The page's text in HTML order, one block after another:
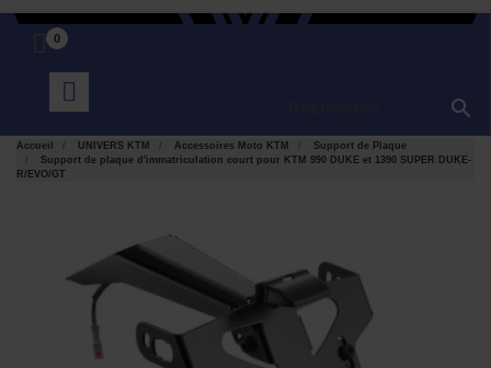
0

Accueil UNIVERS KTM Accessoires Moto KTM
Support de Plaque
Support de plaque d'immatriculation court pour KTM 990 DUKE et 1390 SUPER DUKE-
R/EVO/GT